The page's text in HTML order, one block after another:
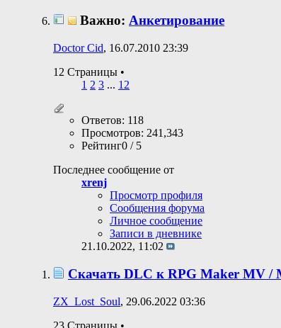
Важно: Анкетирование
Doctor Cid, 16.07.2010 23:39
12 Страницы •
1 2 3 ... 12
Ответов: 118
Просмотров: 241,343
Рейтинг0 / 5
Последнее сообщение от
xrenj
Просмотр профиля
Сообщения форума
Личное сообщение
Записи в дневнике
21.10.2022, 11:02
Скачать DLC к RPG Maker MV /
ZX_Lost_Soul, 29.06.2022 03:36
23 Страницы •